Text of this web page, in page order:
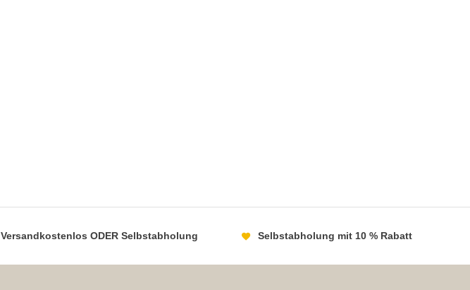
Versandkostenlos ODER Selbstabholung Selbstabholung mit 10 % Rabatt